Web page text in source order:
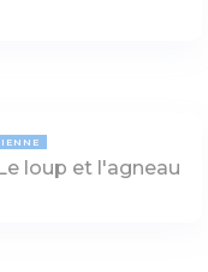
loup et l'agneau